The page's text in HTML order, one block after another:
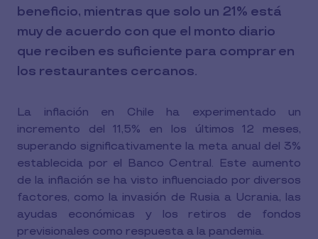
beneficio, mientras que solo un 21% está
muy de acuerdo con que el monto diario
que reciben es suficiente para comprar en
los restaurantes cercanos.
La inflación en Chile ha experimentado un
incremento del 11,5% en los últimos 12 meses,
superando significativamente la meta anual del 3%
establecida por el Banco Central. Este aumento
de la inflación se ha visto influenciado por diversos
factores, como la invasión de Rusia a Ucrania, las
ayudas económicas y los retiros de fondos
previsionales como respuesta a la pandemia.